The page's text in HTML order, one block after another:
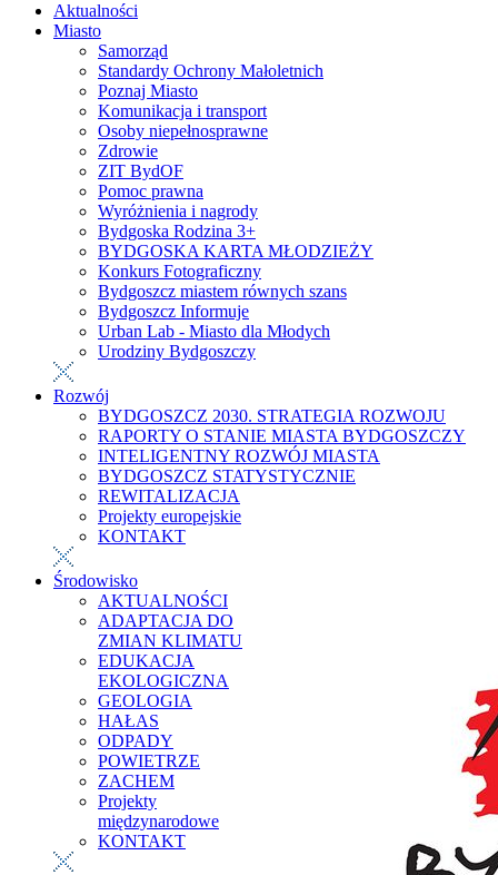
Aktualności
Miasto
Samorząd
Standardy Ochrony Małoletnich
Poznaj Miasto
Komunikacja i transport
Osoby niepełnosprawne
Zdrowie
ZIT BydOF
Pomoc prawna
Wyróżnienia i nagrody
Bydgoska Rodzina 3+
BYDGOSKA KARTA MŁODZIEŻY
Konkurs Fotograficzny
Bydgoszcz miastem równych szans
Bydgoszcz Informuje
Urban Lab - Miasto dla Młodych
Urodziny Bydgoszczy
Rozwój
BYDGOSZCZ 2030. STRATEGIA ROZWOJU
RAPORTY O STANIE MIASTA BYDGOSZCZY
INTELIGENTNY ROZWÓJ MIASTA
BYDGOSZCZ STATYSTYCZNIE
REWITALIZACJA
Projekty europejskie
KONTAKT
Środowisko
AKTUALNOŚCI
ADAPTACJA DO
ZMIAN KLIMATU
EDUKACJA
EKOLOGICZNA
GEOLOGIA
HAŁAS
ODPADY
POWIETRZE
ZACHEM
Projekty
międzynarodowe
KONTAKT